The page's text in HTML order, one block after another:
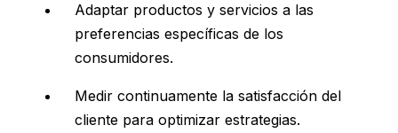
Adaptar productos y servicios a las
preferencias específicas de los
consumidores.
Medir continuamente la satisfacción del
cliente para optimizar estrategias.